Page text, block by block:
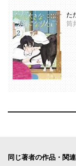
た
筒
同じ著者の作品・関